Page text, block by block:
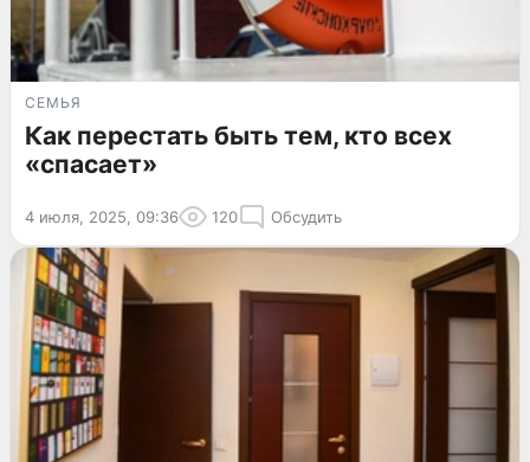
СЕМЬЯ
Как перестать быть тем, кто всех
«спасает»
4 июля, 2025, 09:36 120 Обсудить